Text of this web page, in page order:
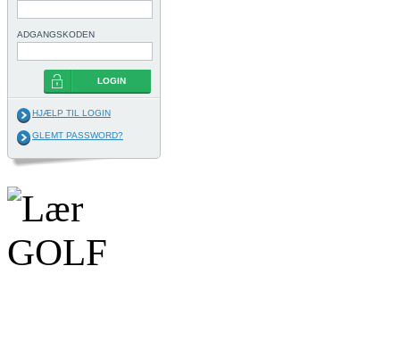
ADGANGSKODEN
LOGIN
HJÆLP TIL LOGIN
GLEMT PASSWORD?